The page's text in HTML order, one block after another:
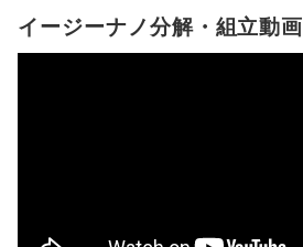
イージーナノ分解・組立動画